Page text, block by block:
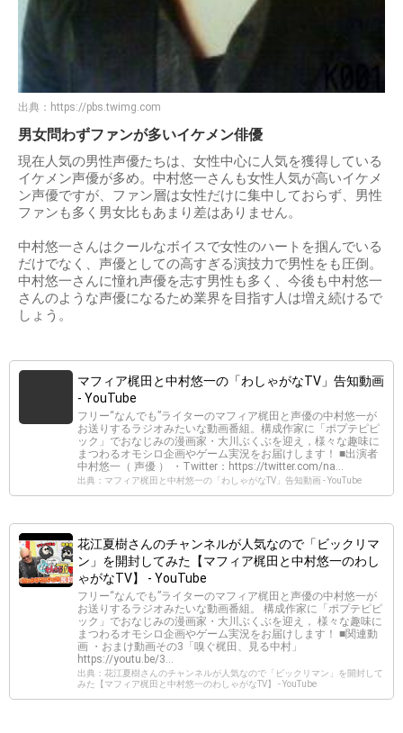
出典： https://pbs.twimg.com
男女問わずファンが多いイケメン俳優
現在人気の男性声優たちは、女性中心に人気を獲得している
イケメン声優が多め。中村悠一さんも女性人気が高いイケメ
ン声優ですが、ファン層は女性だけに集中しておらず、男性
ファンも多く男女比もあまり差はありません。
中村悠一さんはクールなボイスで女性のハートを掴んでいる
だけでなく、声優としての高すぎる演技力で男性をも圧倒。
中村悠一さんに憧れ声優を志す男性も多く、今後も中村悠一
さんのような声優になるため業界を目指す人は増え続けるで
しょう。
マフィア梶田と中村悠一の「わしゃがなTV」告知動画
- YouTube
フリー“なんでも”ライターのマフィア梶田と声優の中村悠一が
お送りするラジオみたいな動画番組。構成作家に「ポプテピピ
ック」でおなじみの漫画家・大川ぶくぶを迎え，様々な趣味に
まつわるオモシロ企画やゲーム実況をお届けします！ ■出演者
中村悠一（ 声優 ） ・Twitter：https://twitter.com/na...
出典：マフィア梶田と中村悠一の「わしゃがなTV」告知動画 - YouTube
花江夏樹さんのチャンネルが人気なので「ビックリマ
ン」を開封してみた【マフィア梶田と中村悠一のわし
ゃがなTV】 - YouTube
フリー“なんでも”ライターのマフィア梶田と声優の中村悠一が
お送りするラジオみたいな動画番組。 構成作家に「ポプテピピ
ック」でおなじみの漫画家・大川ぶくぶを迎え， 様々な趣味に
まつわるオモシロ企画やゲーム実況をお届けします！ ■関連動
画 ・おまけ動画その3「嗅ぐ梶田、見る中村」
https://youtu.be/3...
出典：花江夏樹さんのチャンネルが人気なので「ビックリマン」を開封して
みた【マフィア梶田と中村悠一のわしゃがなTV】 - YouTube